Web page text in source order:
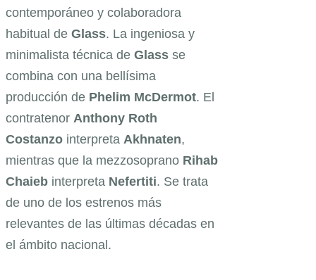
contemporáneo y colaboradora
habitual de Glass. La ingeniosa y
minimalista técnica de Glass se
combina con una bellísima
producción de Phelim McDermot. El
contratenor Anthony Roth
Costanzo interpreta Akhnaten,
mientras que la mezzosoprano Rihab
Chaieb interpreta Nefertiti. Se trata
de uno de los estrenos más
relevantes de las últimas décadas en
el ámbito nacional.